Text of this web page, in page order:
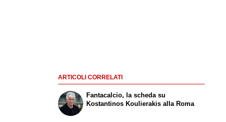
ARTICOLI CORRELATI
Fantacalcio, la scheda su
Kostantinos Koulierakis alla Roma